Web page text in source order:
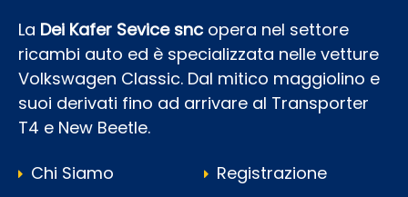
La Dei Kafer Sevice snc opera nel settore
ricambi auto ed è specializzata nelle vetture
Volkswagen Classic. Dal mitico maggiolino e
suoi derivati fino ad arrivare al Transporter
T4 e New Beetle.
Chi Siamo
Registrazione